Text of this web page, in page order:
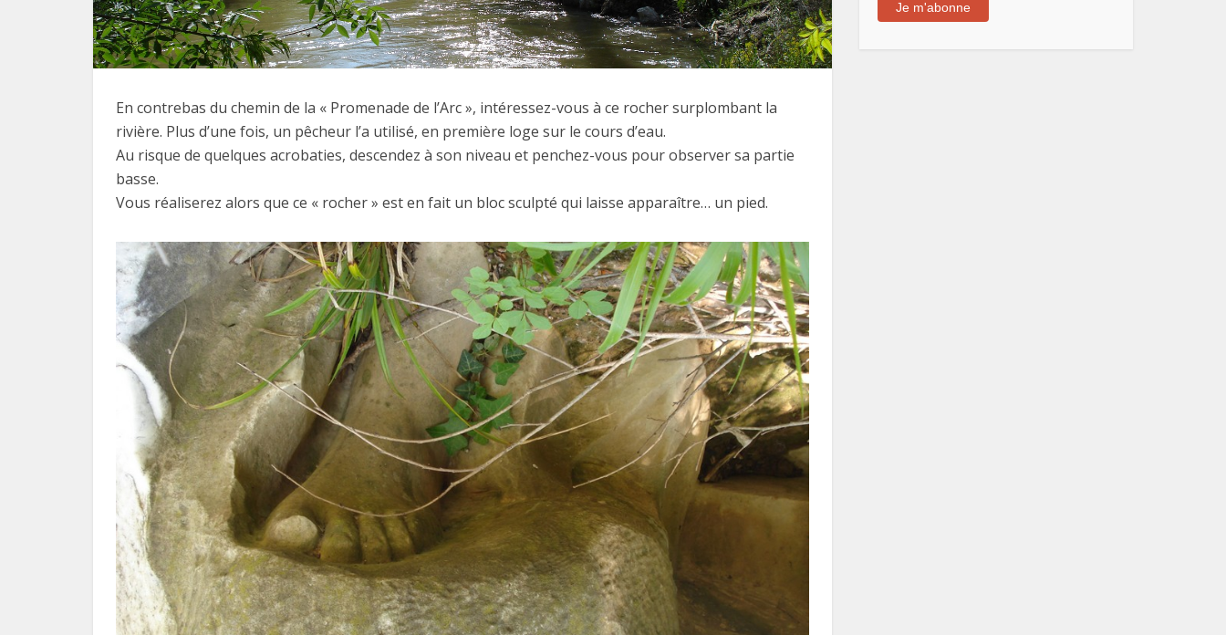
En contrebas du chemin de la « Promenade de l’Arc », intéressez-vous à ce rocher surplombant la
rivière. Plus d’une fois, un pêcheur l’a utilisé, en première loge sur le cours d’eau.
Au risque de quelques acrobaties, descendez à son niveau et penchez-vous pour observer sa partie
basse.
Vous réaliserez alors que ce « rocher » est en fait un bloc sculpté qui laisse apparaître… un pied.
Je m'abonne